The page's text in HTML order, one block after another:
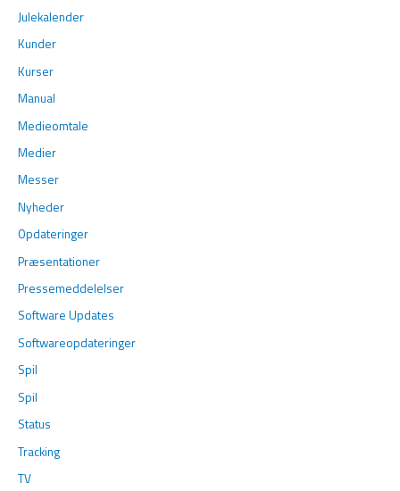
Julekalender
Kunder
Kurser
Manual
Medieomtale
Medier
Messer
Nyheder
Opdateringer
Præsentationer
Pressemeddelelser
Software Updates
Softwareopdateringer
Spil
Spil
Status
Tracking
TV